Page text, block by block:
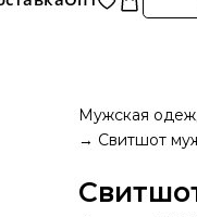
Мужская
Свитшот